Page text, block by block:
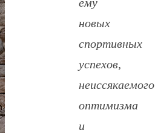
новых
спортивных
успехов,
неиссякаемого
оптимизма
и